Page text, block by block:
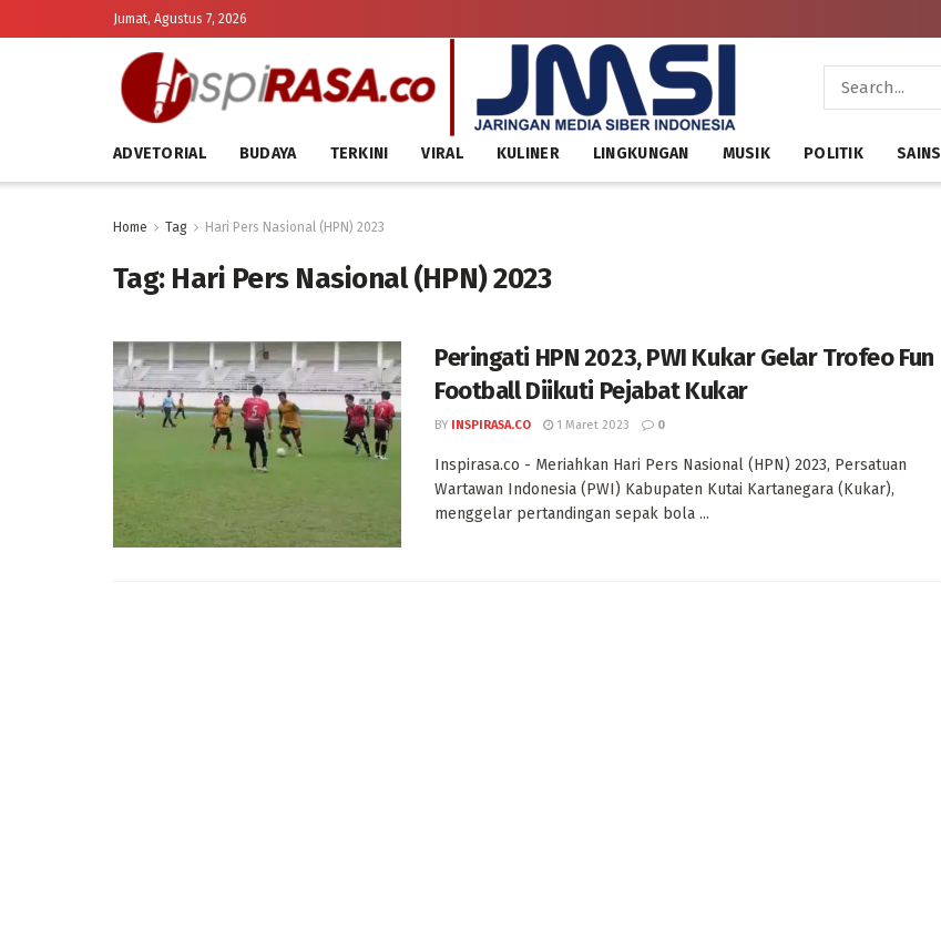
Jumat, Agustus 7, 2026
ADVETORIAL BUDAYA TERKINI VIRAL KULINER LINGKUNGAN MUSIK POLITIK SAINS
Home Tag Hari Pers Nasional (HPN) 2023
Tag: Hari Pers Nasional (HPN) 2023
Peringati HPN 2023, PWI Kukar Gelar Trofeo Fun
Football Diikuti Pejabat Kukar
BY INSPIRASA.CO 1 Maret 2023 0
Inspirasa.co - Meriahkan Hari Pers Nasional (HPN) 2023, Persatuan
Wartawan Indonesia (PWI) Kabupaten Kutai Kartanegara (Kukar),
menggelar pertandingan sepak bola ...